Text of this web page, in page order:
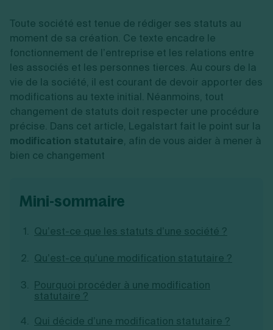
Construction/travaux
Restauration
Commerce
Transport
Autres
Ressources
Simulateur de choix de forme juridique
Estimation du coût de création
Calcul d'éligibilité à l'ACRE
Création d'entreprise
Transmission universelle de patrimoine
Augmentation de capital
Réduction de capital
Gérer son entreprise
Gestion comptable
Approbation des comptes
Dépôt de marque
Recherche d'antériorité
Protection des créations
Confidentialité de l'adresse du dirigeant
Radiation auto entrepreneur
Mise en sommeil
Dépôt de bilan
Toutes les modifications
LMNP
Par métier
Conseil/finance
Vente en ligne
Services aux entreprises
Construction/travaux
Restauration
Commerce
Transport
Autres
Logiciel de facturation
Logiciel de comptabilité
Gestion de la trésorerie
Je suis autonome
Fiches SAS
Fiches EURL
Fiches SARL
Fiches SCI
Fiches auto-entrepreneur
Fiches association
Toutes les fiches sur la création
Autres démarches
Gestion d’entreprise
Fermeture d’entreprise
Sélection de fiches pratiques
Ouvrir sa société
Création de micro-entreprise
Création d'EURL
Création de SASU
Création de SAS
Toute société est tenue de rédiger ses statuts au
moment de sa création. Ce texte encadre le
fonctionnement de l’entreprise et les relations entre
les associés et les personnes tierces. Au cours de la
vie de la société, il est courant de devoir apporter des
modifications au texte initial. Néanmoins, tout
changement de statuts doit respecter une procédure
précise. Dans cet article, Legalstart fait le point sur la
modification statutaire, afin de vous aider à mener à
bien ce changement
mini-sommaire
Qu’est-ce que les statuts d’une société ?
Qu’est-ce qu’une modification statutaire ?
Pourquoi procéder à une modification
statutaire ?
Qui décide d’une modification statutaire ?